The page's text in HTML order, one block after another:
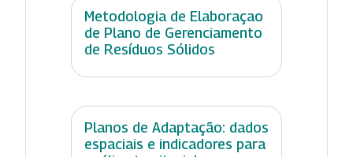
Metodologia de Elaboraçao
de Plano de Gerenciamento
de Resíduos Sólidos
Planos de Adaptação: dados
espaciais e indicadores para